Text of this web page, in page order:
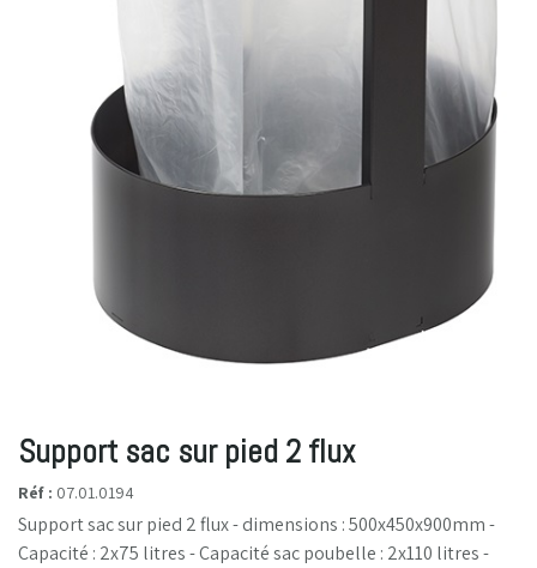
Support sac sur pied 2 flux
Réf : 07.01.0194
Support sac sur pied 2 flux - dimensions : 500x450x900mm -
Capacité : 2x75 litres - Capacité sac poubelle : 2x110 litres -